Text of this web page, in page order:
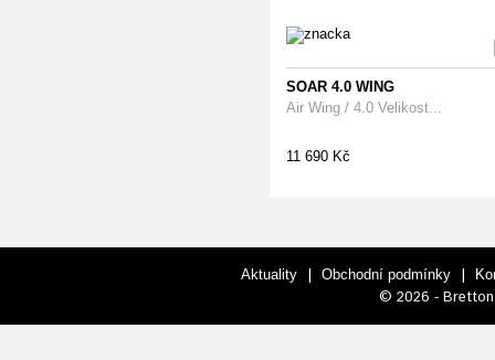
SOAR 4.0 WING
Air Wing / 4.0 Velikost...
11 690 Kč
Aktuality | Obchodní podmínky |
© 2026 - Bretton